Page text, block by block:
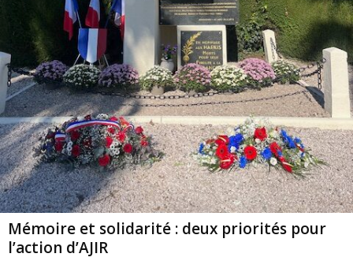
Mémoire et solidarité : deux priorités pour
l’action d’AJIR